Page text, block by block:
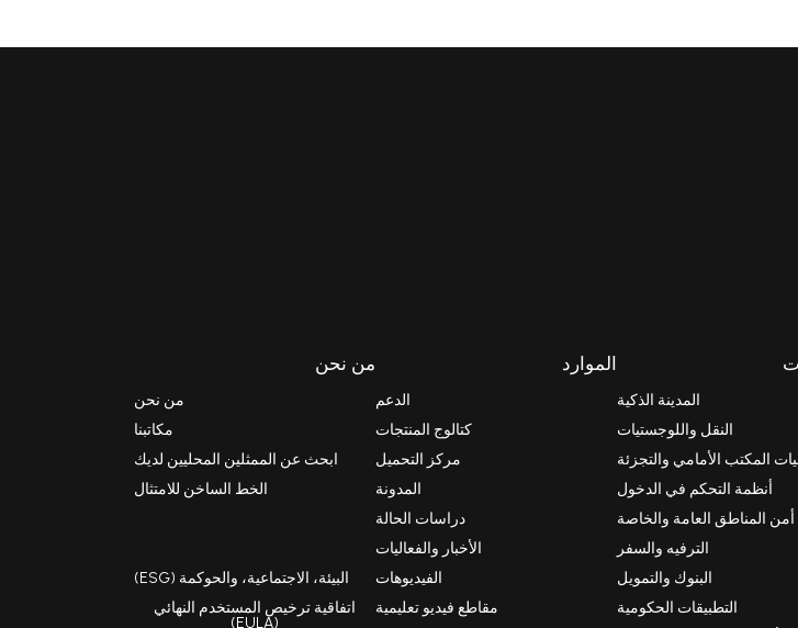
المدينة الذكية
النقل واللوجستيات
المكتب الأمامي والتجزئة
أنظمة التحكم في الدخول
أمن المناطق العامة والخاصة
الترفيه والسفر
البنوك والتمويل
التطبيقات الحكومية
الموارد
الدعم
كتالوج المنتجات
مركز التحميل
المدونة
دراسات الحالة
الأخبار والفعاليات
الفيديوهات
مقاطع فيديو تعليمية
من نحن
من نحن
مكاتبنا
ابحث عن الممثلين المحليين لديك
الخط الساخن للامتثال
البيئة، الاجتماعية، والحوكمة (ESG)
اتفاقية ترخيص المستخدم النهائي
(EULA)